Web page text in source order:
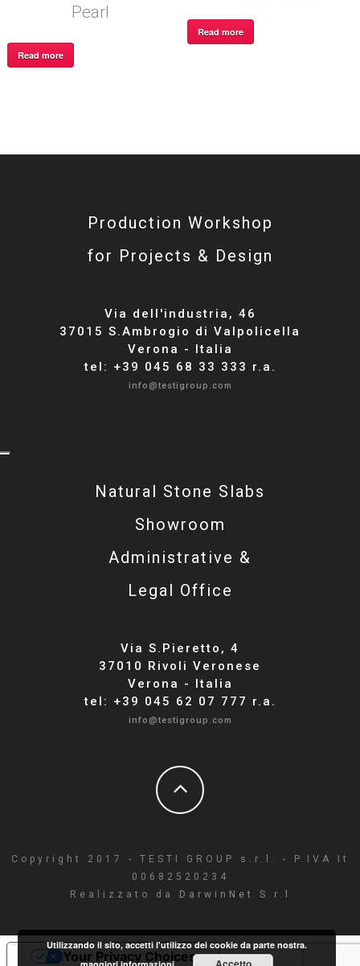
Pearl
Read more
Read more
Production Workshop
for Projects & Design
Via dell'industria, 46
37015 S.Ambrogio di Valpolicella
Verona - Italia
tel: +39 045 68 33 333 r.a.
info@testigroup.com
Natural Stone Slabs
Showroom
Administrative &
Legal Office
Via S.Pieretto, 4
37010 Rivoli Veronese
Verona - Italia
tel: +39 045 62 07 777 r.a.
info@testigroup.com
Copyright 2017 - TESTI GROUP s.r.l. - P.IVA It
00682520234
Realizzato da
DarwinNet S.r.l
Utilizzando il sito, accetti l'utilizzo dei cookie da parte nostra.
Your Privacy Choices